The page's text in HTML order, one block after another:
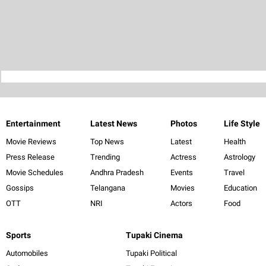
Entertainment
Movie Reviews
Press Release
Movie Schedules
Gossips
OTT
Latest News
Top News
Trending
Andhra Pradesh
Telangana
NRI
Photos
Latest
Actress
Events
Movies
Actors
Life Style
Health
Astrology
Travel
Education
Food
Sports
Automobiles
Tupaki Cinema
Tupaki Political